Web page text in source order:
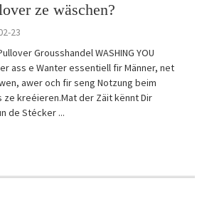
ze wäschen?
23
Grousshandel WASHING YOU
ass e Wanter essentiell fir Männer, net
awer och fir seng Notzung beim
kreéieren.Mat der Zäit kënnt Dir
de Stécker ...